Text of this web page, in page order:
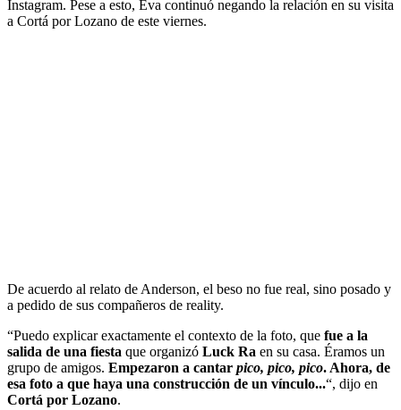
Instagram. Pese a esto, Eva continuó negando la relación en su visita
a Cortá por Lozano de este viernes.
De acuerdo al relato de Anderson, el beso no fue real, sino posado y
a pedido de sus compañeros de reality.
“Puedo explicar exactamente el contexto de la foto, que fue a la
salida de una fiesta que organizó Luck Ra en su casa. Éramos un
grupo de amigos. Empezaron a cantar pico, pico, pico. Ahora, de
esa foto a que haya una construcción de un vínculo...“, dijo en
Cortá por Lozano.